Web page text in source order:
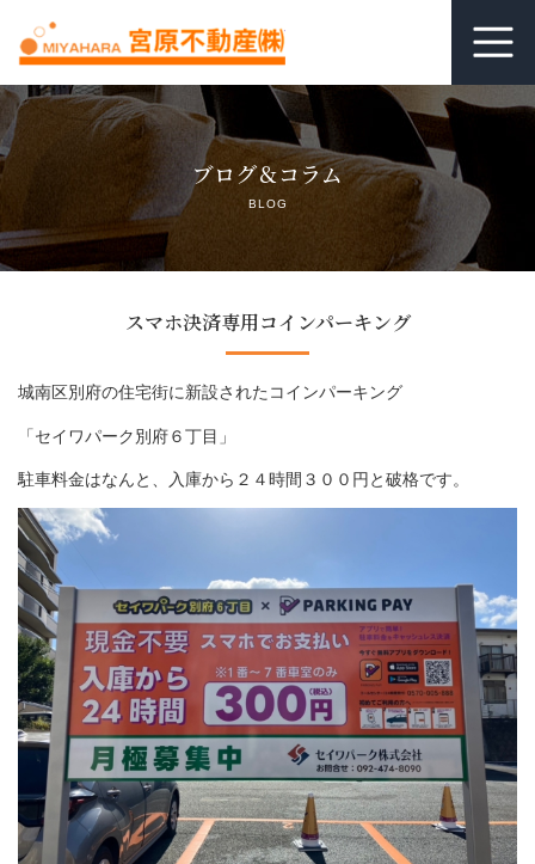
ホーム
借りる
空室管理オンライン相談
よくあるご質問
会社情報
居抜き物件 無料査定
お問い合わせ
プライバシーポリシー
お知らせ
ブログ＆コラム
BLOG
スマホ決済専用コインパーキング
城南区別府の住宅街に新設されたコインパーキング
「セイワパーク別府６丁目」
駐車料金はなんと、入庫から２４時間３００円と破格です。